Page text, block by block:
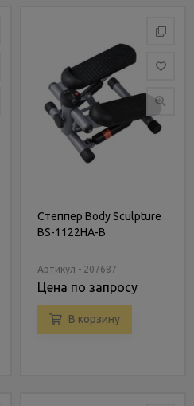
Степпер Body Sculpture
BS-1122HA-B
Артикул - 207687
Цена по запросу
В корзину